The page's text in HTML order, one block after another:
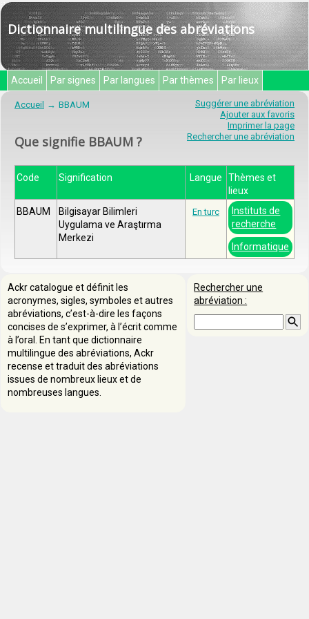
Dictionnaire multilingue des abréviations
Accueil Par signes Par langues Par thèmes Par lieux
Suggérer une abréviation
Ajouter aux favoris
Imprimer la page
Rechercher une abréviation
Accueil BBAUM
Que signifie BBAUM ?
Code Signification Langue
Thèmes et
lieux
BBAUM
Bilgisayar Bilimleri
Uygulama ve Araştırma
Merkezi
En turc
Instituts de
recherche
Informatique
Rechercher une
abréviation :
Ackr catalogue et définit les
acronymes, sigles, symboles et autres
abréviations, c’est-à-dire les façons
concises de s’exprimer, à l’écrit comme
à l’oral. En tant que dictionnaire
multilingue des abréviations, Ackr
recense et traduit des abréviations
issues de nombreux lieux et de
nombreuses langues.